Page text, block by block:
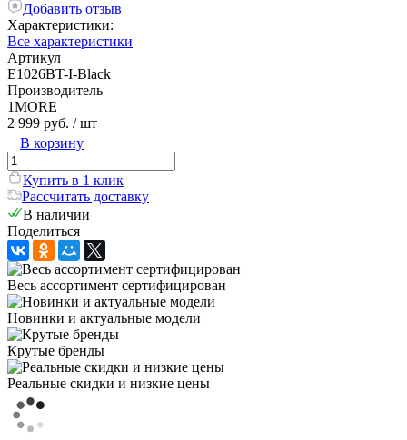
Добавить отзыв
Характеристики:
Все характеристики
Артикул
E1026BT-I-Black
Производитель
1MORE
2 999 руб. / шт
В корзину
Купить в 1 клик
Рассчитать доставку
В наличии
Поделиться
Весь ассортимент сертифицирован
Новинки и актуальные модели
Крутые бренды
Реальные скидки и низкие цены